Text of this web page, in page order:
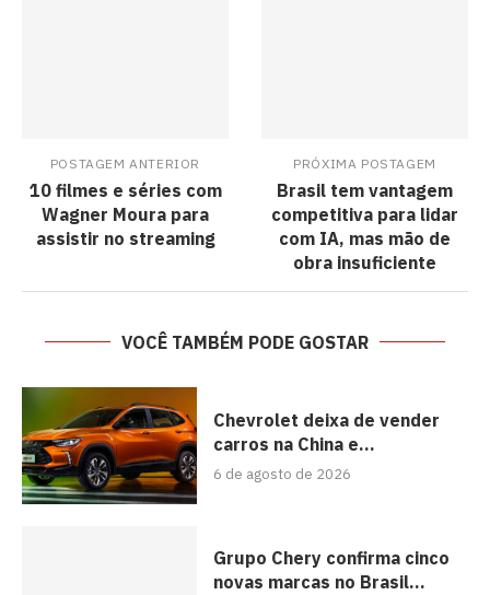
POSTAGEM ANTERIOR
10 filmes e séries com
Wagner Moura para
assistir no streaming
PRÓXIMA POSTAGEM
Brasil tem vantagem
competitiva para lidar
com IA, mas mão de
obra insuficiente
VOCÊ TAMBÉM PODE GOSTAR
Chevrolet deixa de vender
carros na China e...
6 de agosto de 2026
Grupo Chery confirma cinco
novas marcas no Brasil...